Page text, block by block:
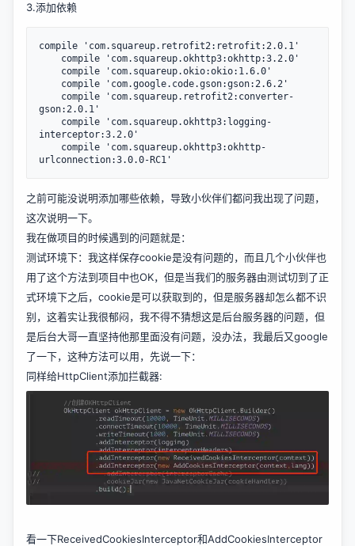
3.添加依赖
compile
'com.squareup.retrofit2:retrofit:2.0.1'
    compile
'com.squareup.okhttp3:okhttp:3.2.0'
    compile
'com.squareup.okio:okio:1.6.0'
    compile
'com.google.code.gson:gson:2.6.2'
    compile
'com.squareup.retrofit2:converter-
gson:2.0.1'
    compile
'com.squareup.okhttp3:logging-
interceptor:3.2.0'
    compile
'com.squareup.okhttp3:okhttp-
urlconnection:3.0.0-RC1'
之前可能没说明添加哪些依赖，导致小伙伴们都问我出现了问题，
这次说明一下。
我在做项目的时候遇到的问题就是：
测试环境下：我这样保存cookie是没有问题的，而且几个小伙伴也
用了这个方法到项目中也OK，但是当我们的服务器由测试切到了正
式环境下之后，cookie是可以获取到的，但是服务器却怎么都不识
别，这着实让我很郁闷，我不得不猜想这是后台服务器的问题，但
是后台大哥一直坚持他那里面没有问题，没办法，我最后又google
了一下，这种方法可以用，先说一下：
同样给HttpClient添加拦截器:
看一下ReceivedCookiesInterceptor和AddCookiesInterceptor